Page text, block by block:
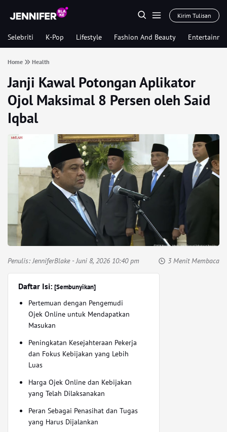
Kirim Tulisan
Selebriti K-Pop Lifestyle Fashion And Beauty
Home Health
Janji Kawal Potongan Aplikator
Ojol Maksimal 8 Persen oleh Said
Iqbal
Penulis:JenniferBlake- Juni 8, 2026 10:40 pm 3 Menit Membaca
Daftar Isi: [Sembunyikan]
Pertemuan dengan Pengemudi
Ojek Online untuk Mendapatkan
Masukan
Peningkatan Kesejahteraan Pekerja
dan Fokus Kebijakan yang Lebih
Luas
Harga Ojek Online dan Kebijakan
yang Telah Dilaksanakan
Peran Sebagai Penasihat dan Tugas
yang Harus Dijalankan